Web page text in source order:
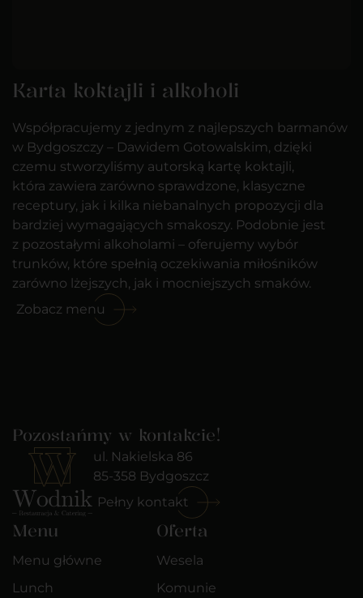
Karta koktajli i alkoholi
Współpracujemy z jednym z najlepszych barmanów
w Bydgoszczy – Dawidem Gotowalskim, dzięki
czemu stworzyliśmy autorską kartę koktajli,
która zawiera zarówno sprawdzone, klasyczne
receptury, jak i kilka niebanalnych propozycji dla
bardziej wymagających smakoszy. Podobnie jest
z pozostałymi alkoholami – oferujemy wybór
trunków, które spełnią oczekiwania miłośników
zarówno lżejszych, jak i mocniejszych smaków.
Zobacz menu
Pozostańmy w kontakcie!
ul. Nakielska 86
85-358 Bydgoszcz
Pełny kontakt
Menu
Menu główne
Lunch
Oferta
Wesela
Komunie